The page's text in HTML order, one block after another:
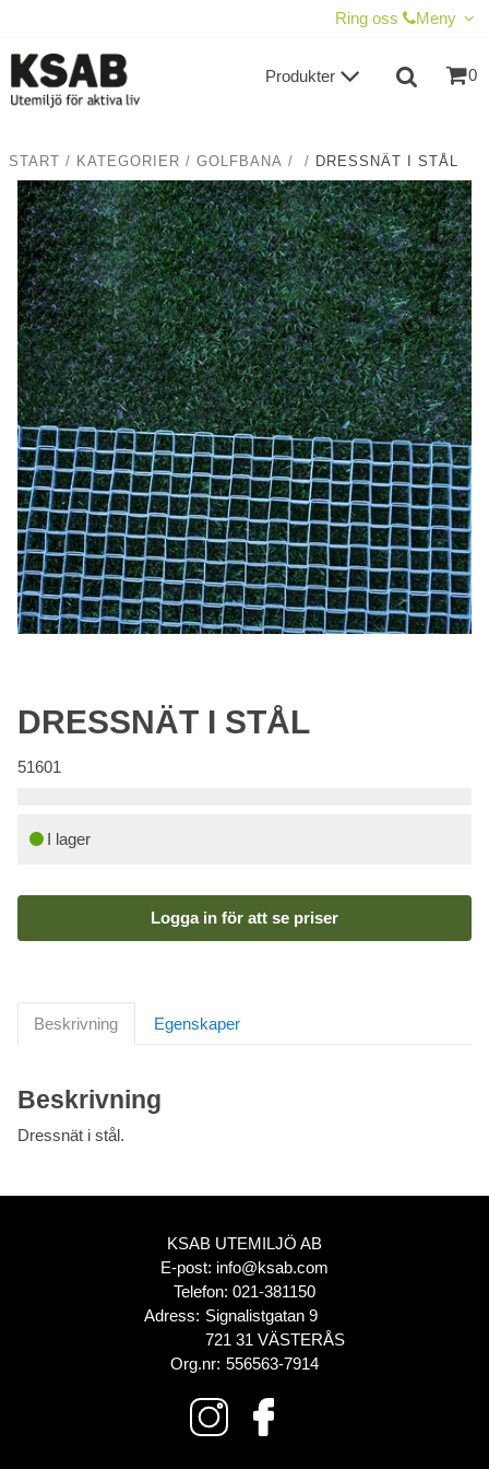
Ring oss Meny
0
Produkter
START / KATEGORIER / GOLFBANA / / DRESSNÄT I STÅL
DRESSNÄT I STÅL
51601
I lager
Logga in för att se priser
Beskrivning Egenskaper
Beskrivning
Dressnät i stål.
KSAB UTEMILJÖ AB
E-post: info@ksab.com
Telefon: 021-381150
Adress: Signalistgatan 9
721 31 VÄSTERÅS
Org.nr: 556563-7914
TILL KASSAN